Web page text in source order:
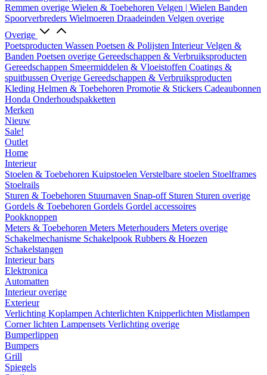
Remmen overige Wielen & Toebehoren Velgen | Wielen Banden
Spoorverbreders Wielmoeren Draadeinden Velgen overige
Overige
Poetsproducten Wassen Poetsen & Polijsten InterieurVelgen &
Banden Poetsen overige Gereedschappen & Verbruiksproducten
Gereedschappen Smeermiddelen & Vloeistoffen Coatings &
spuitbussen Overige Gereedschappen & Verbruiksproducten
Kleding Helmen & Toebehoren Promotie & Stickers Cadeaubonnen
Honda Onderhoudspakketten
Merken
Nieuw
Sale!
Outlet
Home
Interieur
Stoelen & Toebehoren Kuipstoelen Verstelbare stoelen Stoelframes
Stoelrails
Sturen & Toebehoren Stuurnaven Snap-off Sturen Sturen overige
Gordels & Toebehoren Gordels Gordel accessoires
Pookknoppen
Meters & Toebehoren Meters Meterhouders Meters overige
Schakelmechanisme Schakelpook Rubbers & Hoezen
Schakelstangen
Interieur bars
Elektronica
Automatten
Interieur overige
Exterieur
Verlichting Koplampen Achterlichten Knipperlichten Mistlampen
Corner lichten Lampensets Verlichting overige
Bumperlippen
Bumpers
Grill
Spiegels